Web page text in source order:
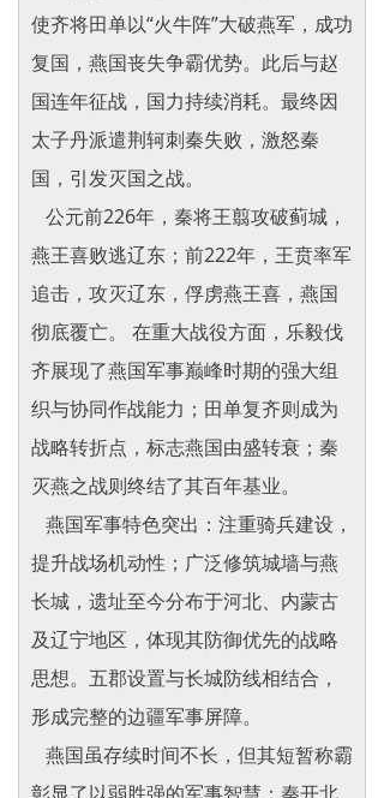
使齐将田单以“火牛阵”大破燕军，成功
复国，燕国丧失争霸优势。此后与赵
国连年征战，国力持续消耗。最终因
太子丹派遣荆轲刺秦失败，激怒秦
国，引发灭国之战。
公元前226年，秦将王翦攻破蓟城，
燕王喜败逃辽东；前222年，王贲率军
追击，攻灭辽东，俘虏燕王喜，燕国
彻底覆亡。 在重大战役方面，乐毅伐
齐展现了燕国军事巅峰时期的强大组
织与协同作战能力；田单复齐则成为
战略转折点，标志燕国由盛转衰；秦
灭燕之战则终结了其百年基业。
燕国军事特色突出：注重骑兵建设，
提升战场机动性；广泛修筑城墙与燕
长城，遗址至今分布于河北、内蒙古
及辽宁地区，体现其防御优先的战略
思想。五郡设置与长城防线相结合，
形成完整的边疆军事屏障。
燕国虽存续时间不长，但其短暂称霸